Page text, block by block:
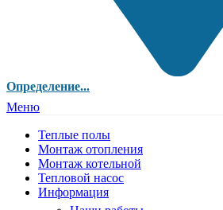
Определение...
Меню
Теплые полы
Монтаж отопления
Монтаж котельной
Тепловой насос
Информация